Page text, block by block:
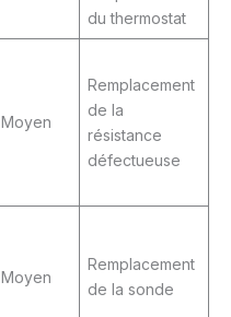
du thermostat
Moyen
Remplacement
de la
résistance
défectueuse
Moyen
Remplacement
de la sonde